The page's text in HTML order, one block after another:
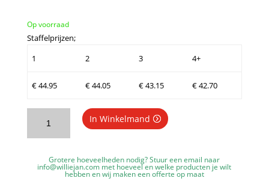
Op voorraad
Staffelprijzen;
1
2 3 4+
€44.95 €44.05 €43.15 €42.70
Radiator
handdoekenrek
In Winkelmand
Grotere hoeveelheden nodig? Stuur een email naar
info@williejan.com met hoeveel en welke producten je wilt
hebben en wij maken een offerte op maat